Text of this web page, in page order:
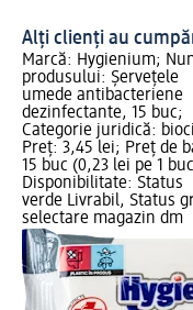
Alți clienți au
Marcă: Hygienium;
produsului: Șervețele
umede antibacteriene
dezinfectante, 15 buc;
Categorie juridică:
Preț: 3,45 lei; Preț de
15 buc (0,23 lei pe 1
Disponibilitate: Status
verde Livrabil, Status
selectare magazin dm